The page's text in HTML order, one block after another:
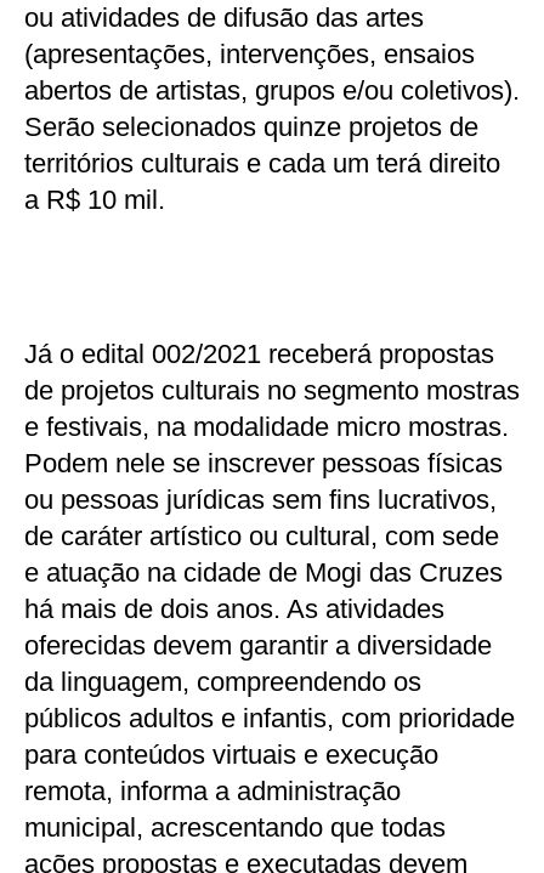
ou atividades de difusão das artes
(apresentações, intervenções, ensaios
abertos de artistas, grupos e/ou coletivos).
Serão selecionados quinze projetos de
territórios culturais e cada um terá direito
a R$ 10 mil.
Já o edital 002/2021 receberá propostas
de projetos culturais no segmento mostras
e festivais, na modalidade micro mostras.
Podem nele se inscrever pessoas físicas
ou pessoas jurídicas sem fins lucrativos,
de caráter artístico ou cultural, com sede
e atuação na cidade de Mogi das Cruzes
há mais de dois anos. As atividades
oferecidas devem garantir a diversidade
da linguagem, compreendendo os
públicos adultos e infantis, com prioridade
para conteúdos virtuais e execução
remota, informa a administração
municipal, acrescentando que todas
ações propostas e executadas devem